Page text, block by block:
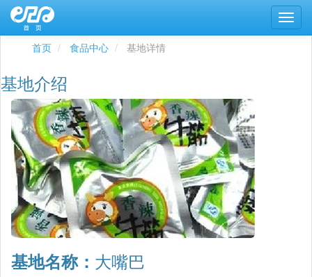
首页 食品中心 基地详情
基地介绍
基地名称： 大嘴巴